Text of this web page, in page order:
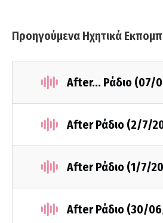
Προηγούμενα Ηχητικά
Αfter... Ράδιο (07/
After Ράδιο (2/7/
After Ράδιο (1/7/
After Ράδιο (30/